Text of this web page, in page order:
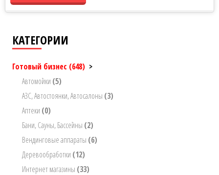
КАТЕГОРИИ
Готовый бизнес (648) >
Автомойки (5)
АЗС, Автостоянки, Автосалоны (3)
Аптеки (0)
Бани, Сауны, Бассейны (2)
Вендинговые аппараты (6)
Деревообработки (12)
Интернет магазины (33)